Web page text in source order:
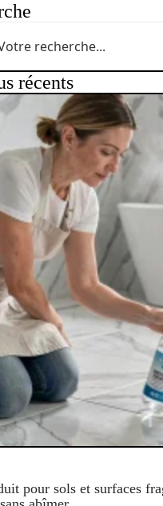
récents
pour sols et surfaces